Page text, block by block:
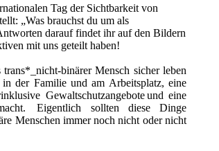
Tag der Sichtbarkeit von
„Was brauchst du um als
darauf findet ihr auf den Bildern
mit uns geteilt haben!
binärer Mensch sicher leben
der Familie und am Arbeitsplatz, eine
Gewaltschutzangebote und eine
Eigentlich sollten diese Dinge
Menschen immer noch nicht oder nicht